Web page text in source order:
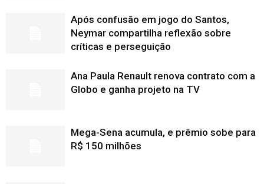
Após confusão em jogo do Santos,
Neymar compartilha reflexão sobre
críticas e perseguição
Ana Paula Renault renova contrato com a
Globo e ganha projeto na TV
Mega-Sena acumula, e prêmio sobe para
R$ 150 milhões